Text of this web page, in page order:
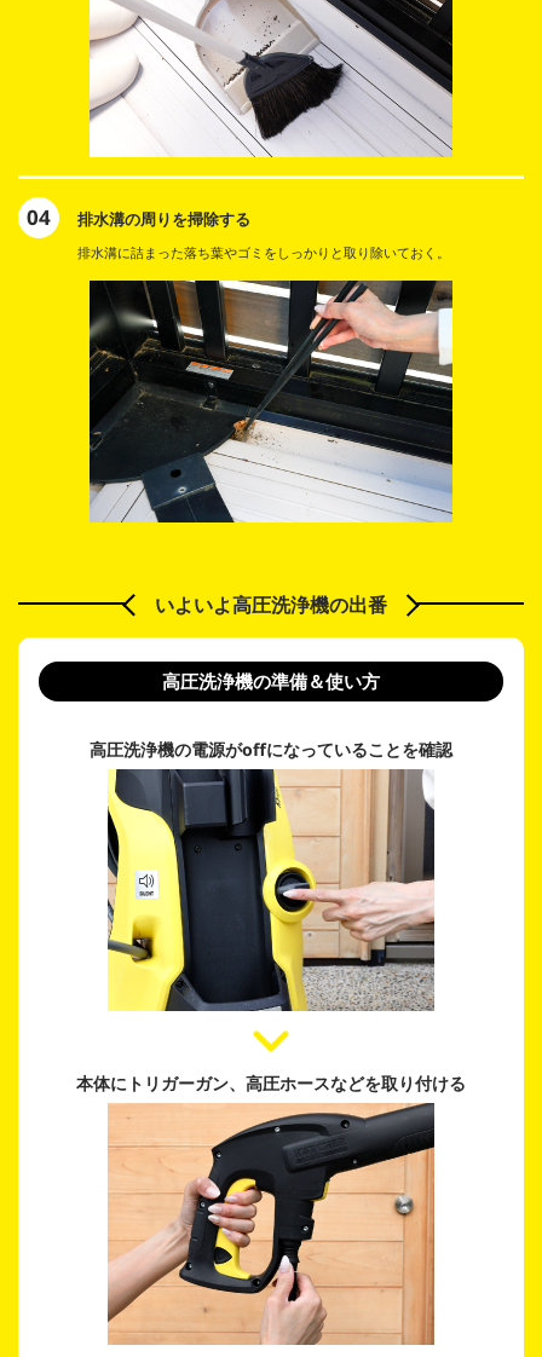
04 排水溝の周りを掃除する
排水溝に詰まった落ち葉やゴミをしっかりと取り除いておく。
いよいよ高圧洗浄機の出番
高圧洗浄機の準備＆使い方
高圧洗浄機の電源がoffになっていることを確認
本体にトリガーガン、 高圧ホースなどを取り付ける